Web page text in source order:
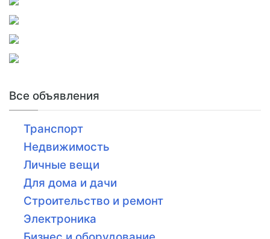
Все объявления
Транспорт
Недвижимость
Личные вещи
Для дома и дачи
Строительство и ремонт
Электроника